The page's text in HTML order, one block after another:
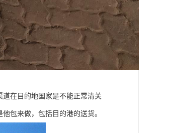
在目的地国家是不能正常清关
包来做，包括目的港的送货。